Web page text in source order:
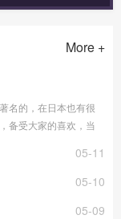
More +
名的，在日本也有很
备受大家的喜欢，当
吧！大阪黑门市 05-11
05-10
05-09